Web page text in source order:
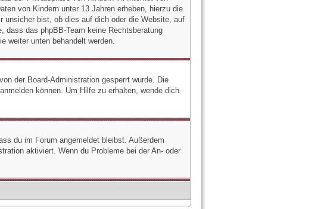
von Kindern unter 13 Jahren erheben, hierzu die
unsicher bist, ob dies auf dich oder die Website, auf
das phpBB-Team keine Rechtsberatung
weiter unten behandelt werden.
der Board-Administration gesperrt wurde. Die
können. Um Hilfe zu erhalten, wende dich
du im Forum angemeldet bleibst. Außerdem
aktiviert. Wenn du Probleme bei der An- oder